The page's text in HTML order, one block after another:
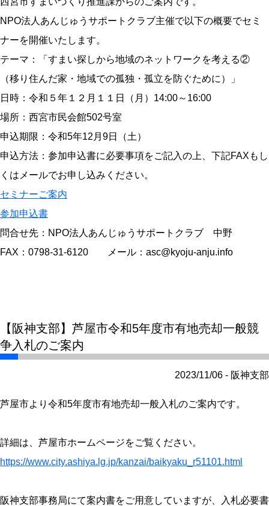
NPO法人あんじゅうサポートクラブ主催で以下の概要でセミ
ナーを開催いたします。
テーマ：「すまい探しから地域のネットワークを考える②
（移り住んだ家・地域での孤独・孤立を防ぐために）」
日時：令和５年１２月１１日（月）14:00～16:00
場所：西宮市民会館502号室
申込期限：令和5年12月9日（土）
申込方法：参加申込書に必要事項をご記入の上、下記FAXもし
くはメールでお申し込みください。
セミナーご案内
参加申込書
問合せ先：NPO法人あんじゅうサポートクラブ 中野
FAX：0798-31-6120 メール：asc@kyoju-anju.info
【阪神支部】芦屋市令和5年度市有地売却一般競
争入札のご案内
2023/11/06 - 阪神支部
芦屋市より令和5年度市有地売却一般入札のご案内です。
詳細は、芦屋市ホームページをご覧ください。
https://www.city.ashiya.lg.jp/kanzai/baikyaku_r51101.html
阪神支部事務局にて案内書をご用意していますが、入札必要書